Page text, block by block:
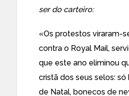
ser do carteiro:
«Os protestos viraram-
contra o Royal Mail,
que este ano eliminou
cristã dos seus selos: só
de Natal, bonecos de